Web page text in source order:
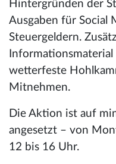
Hintergründen der
Ausgaben für Social
Steuergeldern.
wetterfeste
Mitnehmen.
Die Aktion ist auf
angesetzt – von
12 bis 16 Uhr.